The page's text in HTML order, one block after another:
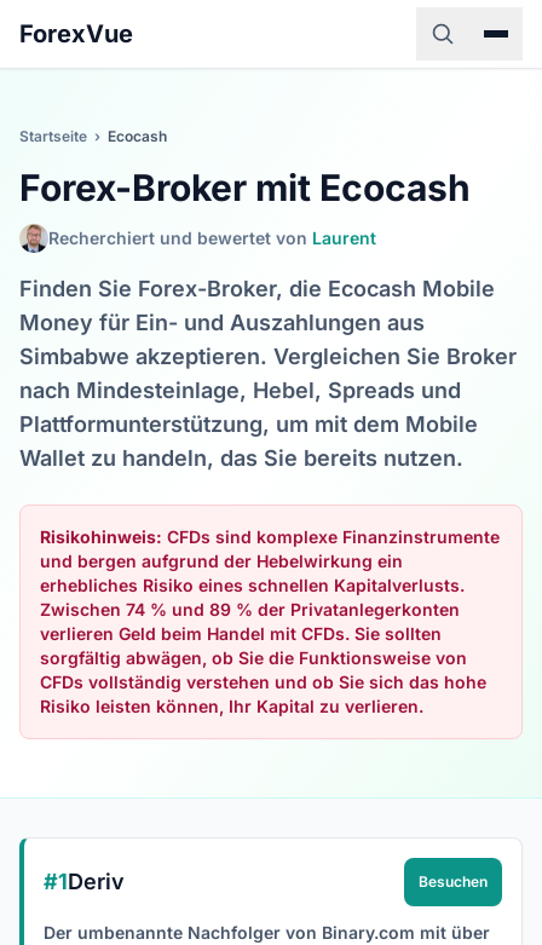
ForexVue
Startseite › Ecocash
Forex-Broker mit Ecocash
Recherchiert und bewertet von Laurent
Finden Sie Forex-Broker, die Ecocash Mobile
Money für Ein- und Auszahlungen aus
Simbabwe akzeptieren. Vergleichen Sie Broker
nach Mindesteinlage, Hebel, Spreads und
Plattformunterstützung, um mit dem Mobile
Wallet zu handeln, das Sie bereits nutzen.
Risikohinweis: CFDs sind komplexe Finanzinstrumente
und bergen aufgrund der Hebelwirkung ein
erhebliches Risiko eines schnellen Kapitalverlusts.
Zwischen 74 % und 89 % der Privatanlegerkonten
verlieren Geld beim Handel mit CFDs. Sie sollten
sorgfältig abwägen, ob Sie die Funktionsweise von
CFDs vollständig verstehen und ob Sie sich das hohe
Risiko leisten können, Ihr Kapital zu verlieren.
#1Deriv Besuchen
Der umbenannte Nachfolger von Binary.com mit über